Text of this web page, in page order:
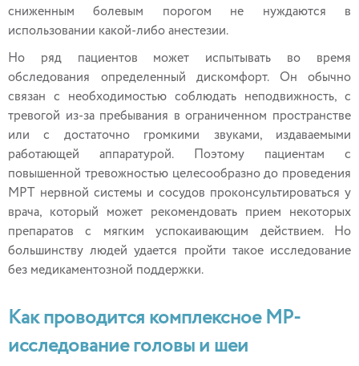
сниженным болевым порогом не нуждаются в
использовании какой-либо анестезии.
Но ряд пациентов может испытывать во время
обследования определенный дискомфорт. Он обычно
связан с необходимостью соблюдать неподвижность, с
тревогой из-за пребывания в ограниченном пространстве
или с достаточно громкими звуками, издаваемыми
работающей аппаратурой. Поэтому пациентам с
повышенной тревожностью целесообразно до проведения
МРТ нервной системы и сосудов проконсультироваться у
врача, который может рекомендовать прием некоторых
препаратов с мягким успокаивающим действием. Но
большинству людей удается пройти такое исследование
без медикаментозной поддержки.
Как проводится комплексное МР-
исследование головы и шеи